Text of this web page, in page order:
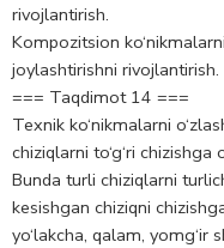
rivojlantirish.
Kompozitsion
joylashtirishni rivojlantirish.
=== Taqdimot 14 ===
Texnik ko‘nikmalarni
chiziqlarni to‘g‘ri chizishga
Bunda turli chiziqlarni
kesishgan chiziqni
yo‘lakcha, qalam, yomg‘ir